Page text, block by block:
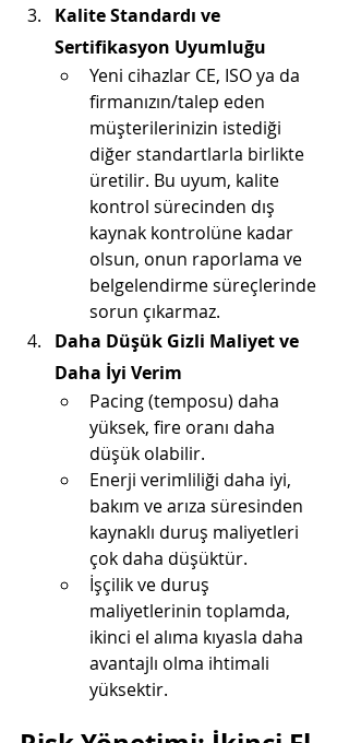
Kalite Standardı ve
Sertifikasyon Uyumluğu
Yeni cihazlar CE, ISO ya da
firmanızın/talep eden
müşterilerinizin istediği
diğer standartlarla birlikte
üretilir. Bu uyum, kalite
kontrol sürecinden dış
kaynak kontrolüne kadar
olsun, onun raporlama ve
belgelendirme süreçlerinde
sorun çıkarmaz.
Daha Düşük Gizli Maliyet ve
Daha İyi Verim
Pacing (temposu) daha
yüksek, fire oranı daha
düşük olabilir.
Enerji verimliliği daha iyi,
bakım ve arıza süresinden
kaynaklı duruş maliyetleri
çok daha düşüktür.
İşçilik ve duruş
maliyetlerinin toplamda,
ikinci el alıma kıyasla daha
avantajlı olma ihtimali
yüksektir.